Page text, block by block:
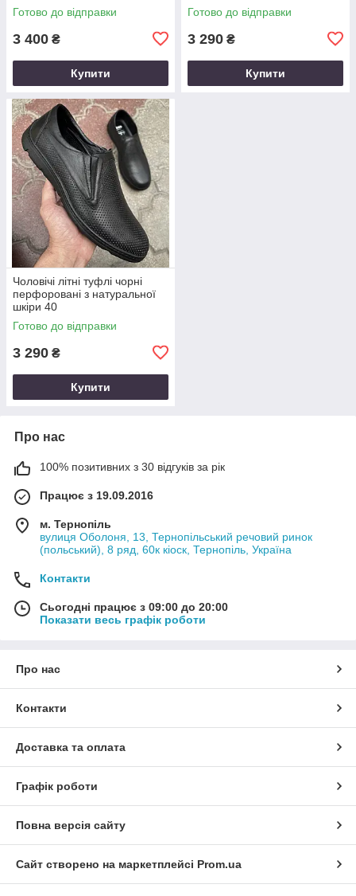
Готово до відправки
3 400 ₴
Купити
Готово до відправки
3 290 ₴
Купити
Чоловічі літні туфлі чорні
перфоровані з натуральної
шкіри 40
Готово до відправки
3 290 ₴
Купити
Про нас
100% позитивних з 30 відгуків за рік
Працює з 19.09.2016
м. Тернопіль
вулиця Оболоня, 13, Тернопільський речовий ринок
(польський), 8 ряд, 60к кіоск, Тернопіль, Україна
Контакти
Сьогодні працює з 09:00 до 20:00
Показати весь графік роботи
Про нас
Контакти
Доставка та оплата
Графік роботи
Повна версія сайту
Сайт створено на маркетплейсі Prom.ua